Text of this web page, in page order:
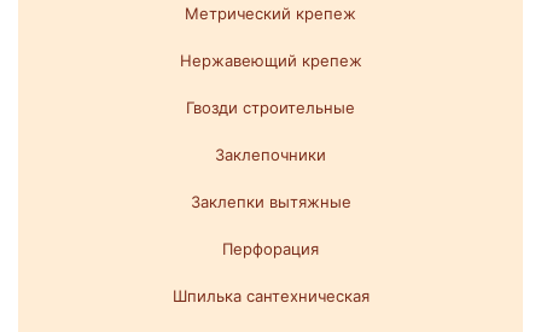
Метрический крепеж
Нержавеющий крепеж
Гвозди строительные
Заклепочники
Заклепки вытяжные
Перфорация
Шпилька сантехническая